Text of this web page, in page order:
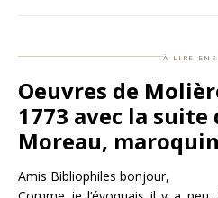
à lire
Oeuvres de
1773 avec la suite
Moreau,
Amis Bibliophiles bonjour,